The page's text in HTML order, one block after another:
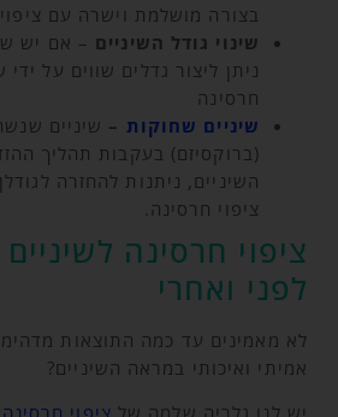
בצורה מושלמת וישרה עם
שינוי גודל השיניים – אם יש
ניתן ליצור גדלים שווים על ידי
חרסינה
שיניים שחוקות – שיניים
(ברוקסיזם) בעקבות תהליך
השיניים, ניתנות להחזרה
ציפוי חרסינה.
ציפוי חרסינה
לפני ואחרי
לא מאמינים עד כמה התוצאות
אמיתי ואיכותי במראה השיניים?
יש לנו גלריה שלמה של ציפוי